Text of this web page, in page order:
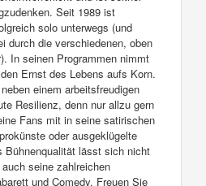
Seit 1989 ist
solo unterwegs (und
durch die verschiedenen, oben
In seinen Programmen nimmt
Ernst des Lebens aufs Korn.
einem arbeitsfreudigen
Resilienz, denn nur allzu gern
Fans mit in seine satirischen
oder ausgeklügelte
Bühnenqualität lässt sich nicht
seine zahlreichen
und Comedy. Freuen Sie